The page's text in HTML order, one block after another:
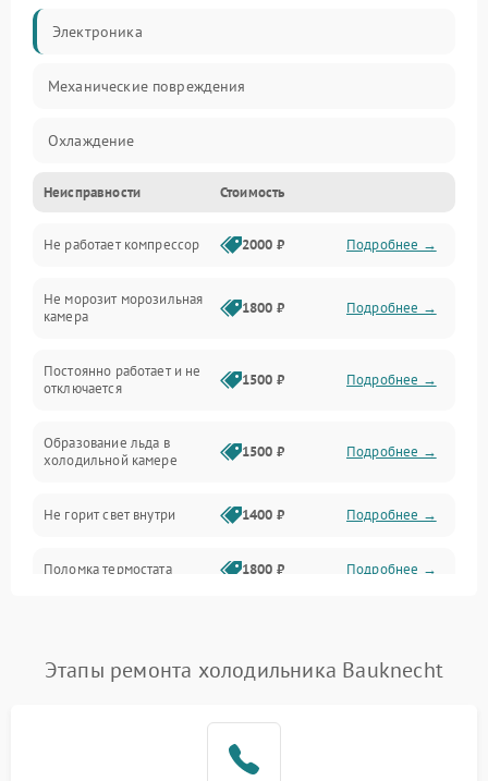
Электроника
Механические повреждения
Охлаждение
Механика
Электропитание
Дренаж
Неисправности Стоимость
Не работает компрессор 2000 ₽ Подробнее →
Не морозит морозильная
камера
1800 ₽ Подробнее →
Постоянно работает и не
отключается
1500 ₽ Подробнее →
Образование льда в
холодильной камере
1500 ₽ Подробнее →
Не горит свет внутри 1400 ₽ Подробнее →
Поломка термостата 1800 ₽ Подробнее →
Поломка системы No Frost 2600 ₽ Подробнее →
Этапы ремонта холодильника Bauknecht